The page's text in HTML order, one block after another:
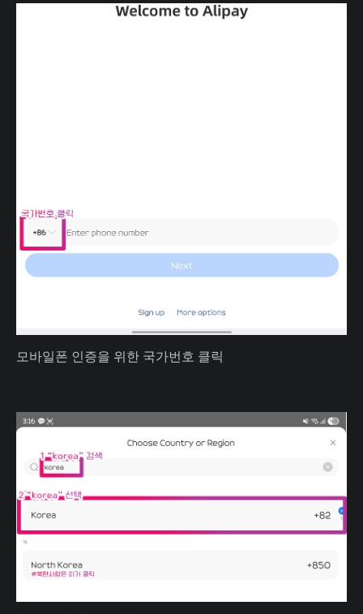
모바일폰 인증을 위한 국가번호 클릭